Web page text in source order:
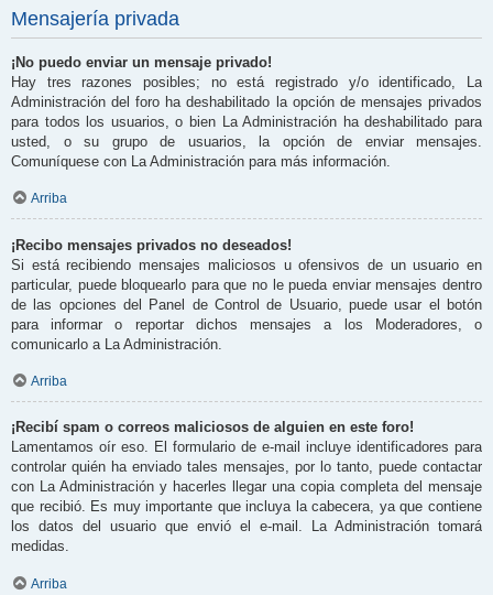
Mensajería privada
¡No puedo enviar un mensaje privado!
Hay tres razones posibles; no está registrado y/o identificado, La
Administración del foro ha deshabilitado la opción de mensajes privados
para todos los usuarios, o bien La Administración ha deshabilitado para
usted, o su grupo de usuarios, la opción de enviar mensajes.
Comuníquese con La Administración para más información.
Arriba
¡Recibo mensajes privados no deseados!
Si está recibiendo mensajes maliciosos u ofensivos de un usuario en
particular, puede bloquearlo para que no le pueda enviar mensajes dentro
de las opciones del Panel de Control de Usuario, puede usar el botón
para informar o reportar dichos mensajes a los Moderadores, o
comunicarlo a La Administración.
Arriba
¡Recibí spam o correos maliciosos de alguien en este foro!
Lamentamos oír eso. El formulario de e-mail incluye identificadores para
controlar quién ha enviado tales mensajes, por lo tanto, puede contactar
con La Administración y hacerles llegar una copia completa del mensaje
que recibió. Es muy importante que incluya la cabecera, ya que contiene
los datos del usuario que envió el e-mail. La Administración tomará
medidas.
Arriba